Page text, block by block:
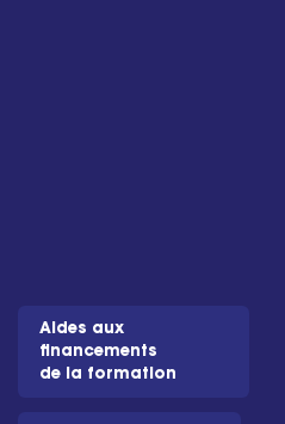
Aides aux
financements
de la formation